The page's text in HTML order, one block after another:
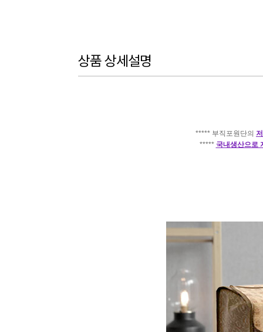
상품 상세설명
***** 부직포원단의
***** 국내생산으로